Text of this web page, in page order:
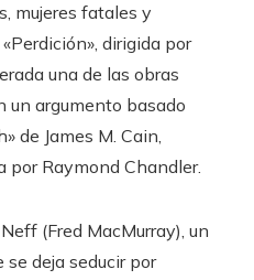
mujeres fatales y
dirigida por
una de las obras
un argumento basado
de James M. Cain,
Raymond Chandler.
(Fred MacMurray), un
se deja seducir por